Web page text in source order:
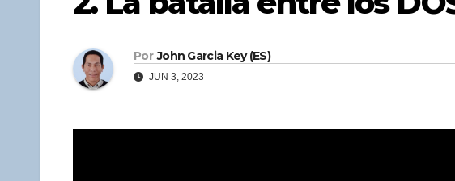
Por John Garcia Key (ES)
JUN 3, 2023